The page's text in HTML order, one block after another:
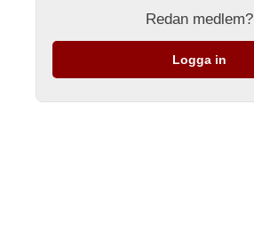
Redan medlem?
Logga in